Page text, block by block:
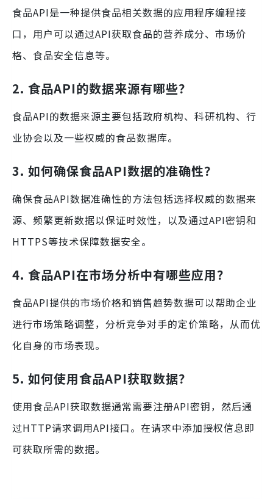
食品API是一种提供食品相关数据的应用程序编程接
口，用户可以通过API获取食品的营养成分、市场价
格、食品安全信息等。
2. 食品API的数据来源有哪些？
食品API的数据来源主要包括政府机构、科研机构、行
业协会以及一些权威的食品数据库。
3. 如何确保食品API数据的准确性？
确保食品API数据准确性的方法包括选择权威的数据来
源、频繁更新数据以保证时效性，以及通过API密钥和
HTTPS等技术保障数据安全。
4. 食品API在市场分析中有哪些应用？
食品API提供的市场价格和销售趋势数据可以帮助企业
进行市场策略调整，分析竞争对手的定价策略，从而优
化自身的市场表现。
5. 如何使用食品API获取数据？
使用食品API获取数据通常需要注册API密钥，然后通
过HTTP请求调用API接口。在请求中添加授权信息即
可获取所需的数据。